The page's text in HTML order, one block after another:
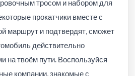
тросом и набором для
прокатчики вместе с
маршрут и подтвердят, сможет
действительно
на твоём пути. Воспользуйся
компании, знакомые с